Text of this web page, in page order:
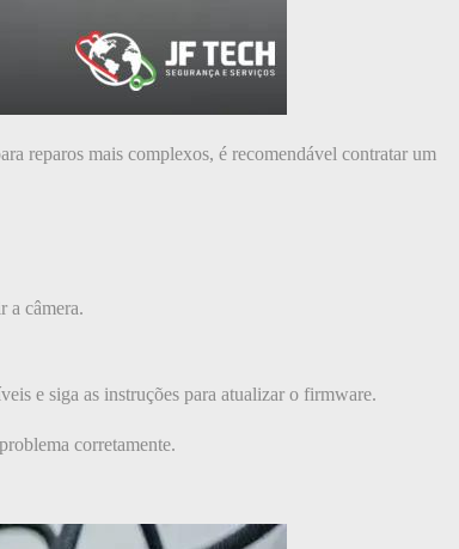
reparos mais complexos, é recomendável contratar um
a câmera.
e siga as instruções para atualizar o firmware.
corretamente.